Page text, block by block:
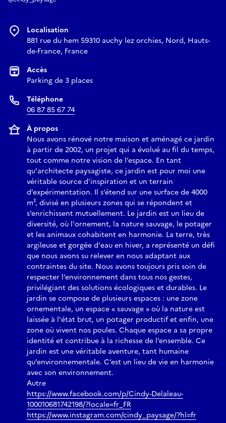
Localisation
881 rue du hem 59310 auchy lez orchies, Nord, Hauts-
de-France, France
Accès
Parking de 3 places
Téléphone
06 87 85 67 74
À propos
Nous avons rénové notre maison et aménagé ce jardin
à partir de 2002, un projet qui a évolué au fil du temps,
tout comme notre vision de l’espace. En tant
qu'architecte paysagiste, ce jardin est pour moi une
véritable source d'inspiration et un terrain
d’expérimentation. Il s’étend sur une surface de 4000
m², divisé en plusieurs zones qui se répondent et
s’enrichissent mutuellement. Le jardin est un lieu de
diversité, où l'ornement, la nature sauvage, le potager
et les animaux cohabitent en harmonie. La terre, très
argileuse et gorgée d'eau en hiver, a représenté un défi
que nous avons su relever en nous adaptant aux
contraintes du site. Nous avons toujours pris soin de
respecter l’environnement dans tous nos gestes,
privilégiant des solutions écologiques et durables. Le
jardin se compose de plusieurs espaces : une zone
ornementale, un espace « sauvage » où la nature est
laissée à l'état brut, un potager productif et enfin, une
zone où vivent nos poules. Chaque espace a sa propre
identité et contribue à la richesse de l’ensemble. Ce
jardin est une véritable aventure, tant humaine
qu’environnementale. C’est un lieu de vie en harmonie
avec son environnement.
Autre
https://www.facebook.com/p/Cindy-Delaleau-
100010681742198/?locale=fr_FR
https://www.instagram.com/cindy_paysage/?hl=fr